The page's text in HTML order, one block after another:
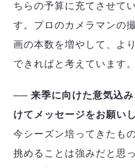
ちらの予算に充てさせて
す。プロのカメラマンの
画の本数を増やして、よ
できればと考えています。
── 来季に向けた意気込
けてメッセージをお願い
今シーズン培ってきたも
挑めることは強みだと思